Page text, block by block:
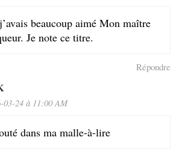
beaucoup aimé Mon maître
Je note ce titre.
Répondre
03-24 à 11:00 AM
dans ma malle-à-lire